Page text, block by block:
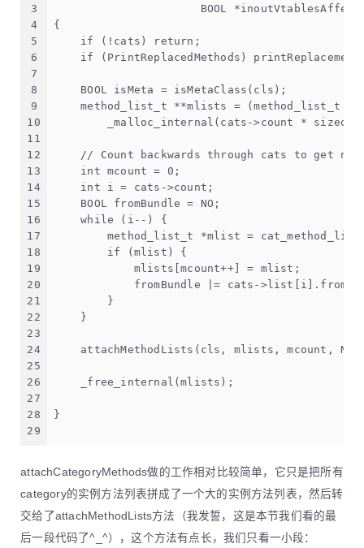
3
4
5
6
7
8
9
10
11
12
13
14
15
16
17
18
19
20
21
22
23
24
25
26
27
28
29
BOOL
{
    if (!cats) return;
if (PrintReplacedMethods)
    BOOL isMeta = isMetaClass(cls);
method_list_t **mlists = (method_list_t
_malloc_internal(cats->count *
// Count backwards through cats to get
    int mcount = 0;
    int i = cats->count;
    BOOL fromBundle = NO;
    while (i--) {
method_list_t *mlist =
        if (mlist) {
            mlists[mcount++] = mlist;
fromBundle |= cats-
        }
    }
attachMethodLists(cls, mlists, mcount,
    _free_internal(mlists);
}
attachCategoryMethods做的工作相对比较简单，它只是把所有
category的实例方法列表拼成了一个大的实例方法列表，然后转
交给了attachMethodLists方法（我发誓，这是本节我们看的最
后一段代码了^_^），这个方法有点长，我们只看一小段：